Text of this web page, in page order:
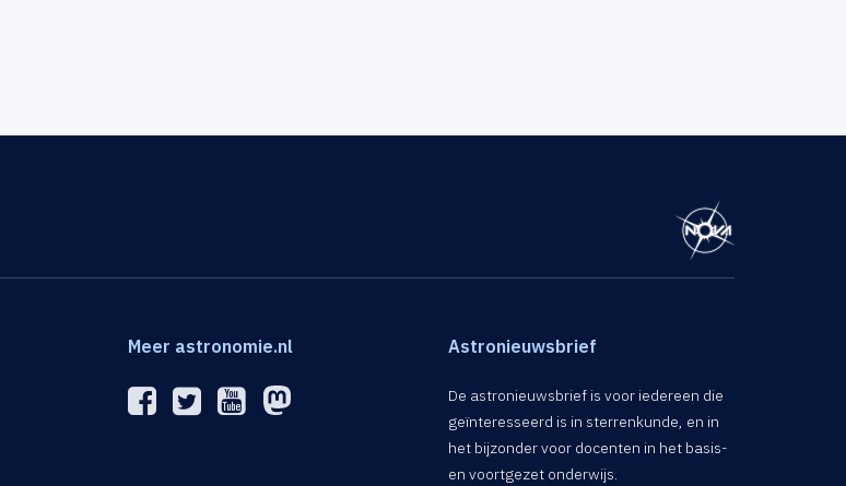
Meer astronomie.nl Astronieuwsbrief
De astronieuwsbrief is voor iedereen die
geïnteresseerd is in sterrenkunde, en in
het bijzonder voor docenten in het basis-
en voortgezet onderwijs.